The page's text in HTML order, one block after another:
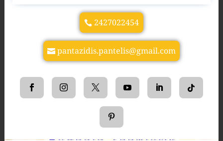
2427022454
pantazidis.pantelis@gmail.com